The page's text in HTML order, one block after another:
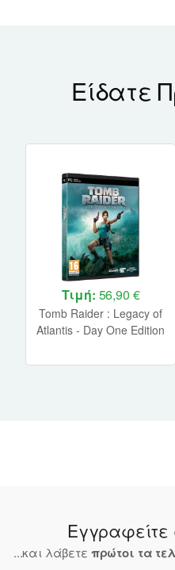
Είδατε
Τιμή: 56,90 €
Tomb Raider : Legacy of
Atlantis - Day One Edition
Εγγραφείτε
...και λάβετε πρώτοι τα